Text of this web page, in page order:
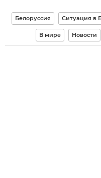
Белоруссия Ситуация в
В мире Новости